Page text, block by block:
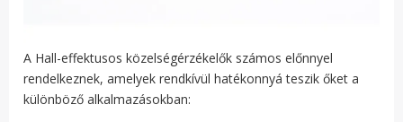
A Hall-effektusos közelségérzékelők számos előnnyel
rendelkeznek, amelyek rendkívül hatékonnyá teszik őket a
különböző alkalmazásokban: